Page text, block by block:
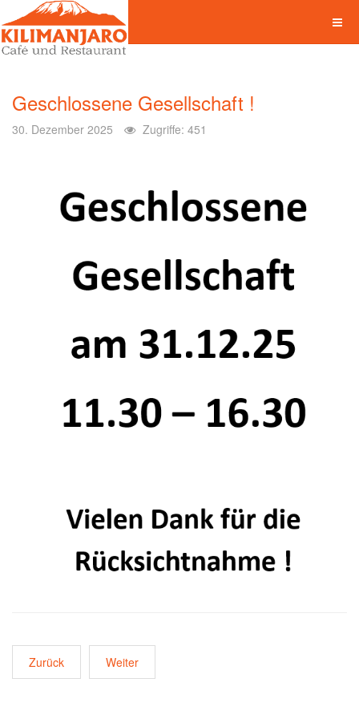
Geschlossene Gesellschaft !
30. Dezember 2025 Zugriffe: 451
Zurück Weiter